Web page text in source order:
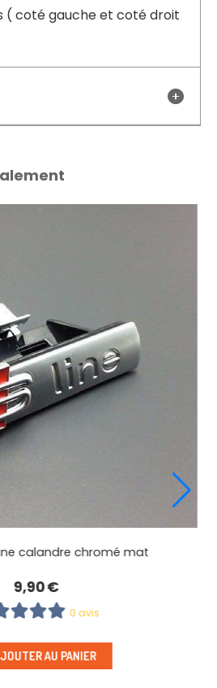
( coté gauche et coté droit
avec ecriture Audi en rouge
19,90€
0 avis
AU PANIER